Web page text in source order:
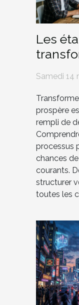
Les
Samedi 14
prospère
rempli de
processus
chances
courants.
structurer
toutes les